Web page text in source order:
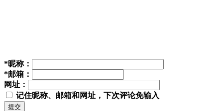
*昵称：
*邮箱：
网址：
记住昵称、邮箱和网址，下次评论免输入
提交